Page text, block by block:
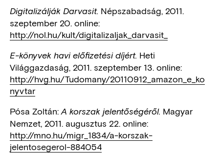
Digitalizálják Darvasit. Népszabadság, 2011.
szeptember 20. online:
http://nol.hu/kult/digitalizaljak_darvasit_
E-könyvek havi előfizetési díjért. Heti
Világgazdaság, 2011. szeptember 13. online:
http://hvg.hu/Tudomany/20110912_amazon_e_ko
nyvtar
Pósa Zoltán:A korszak jelentőségéről. Magyar
Nemzet, 2011. augusztus 22. online:
http://mno.hu/migr_1834/a-korszak-
jelentosegerol-884054